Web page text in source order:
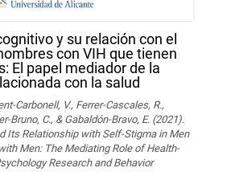
y su relación con el
con VIH que tienen
El papel mediador de la
con la salud
Carbonell, V., Ferrer-Cascales, R.,
Bruno, C., & Gabaldón-Bravo, E. (2021).
Its Relationship with Self-Stigma in Men
Men: The Mediating Role of Health-
Research and Behavior